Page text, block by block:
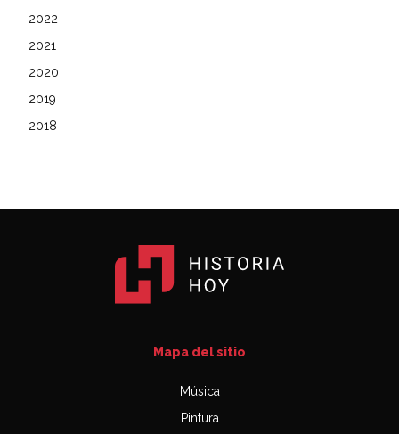
2022
2021
2020
2019
2018
Mapa del sitio
Música
Pintura